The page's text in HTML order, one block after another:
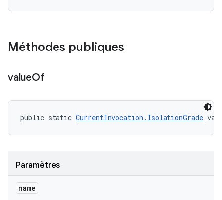
Méthodes publiques
valueOf
public static CurrentInvocation.IsolationGrade
Paramètres
name